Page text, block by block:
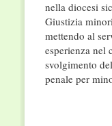
nella diocesi
Giustizia
mettendo al
esperienza nel
svolgimento
penale per